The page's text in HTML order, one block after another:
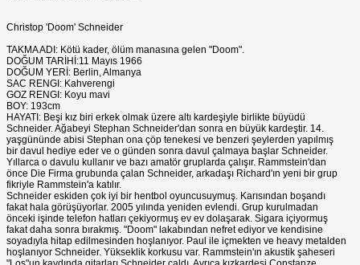
Christop 'Doom' Schneider
TAKMA ADI: Kötü kader, ölüm manasına gelen "Doom".
DOĞUM TARİHİ:11 Mayıs 1966
DOĞUM YERİ: Berlin, Almanya
SAC RENGI: Kahverengi
GOZ RENGI: Koyu mavi
BOY: 193cm
HAYATI: Beşi kız biri erkek olmak üzere altı kardeşiyle birlikte büyüdü
Schneider. Ağabeyi Stephan Schneider'dan sonra en büyük kardeştir. 14.
yaşgününde abisi Stephan ona çöp tenekesi ve benzeri şeylerden yapılmış
bir davul hediye eder ve o günden sonra davul çalmaya başlar Schneider.
Yıllarca o davulu kullanır ve bazı amatör gruplarda çalışır. Rammstein'dan
önce Die Firma grubunda çalan Schneider, arkadaşı Richard'ın yeni bir grup
fikriyle Rammstein'a katılır.
Schneider eskiden çok iyi bir hentbol oyuncusuymuş. Karısından boşandı
fakat hala görüşüyorlar. 2005 yılında yeniden evlendi. Grup kurulmadan
önceki işinde telefon hatları çekiyormuş ev ev dolaşarak. Sigara içiyormuş
fakat daha sonra bırakmış. "Doom" lakabından nefret ediyor ve kendisine
soyadıyla hitap edilmesinden hoşlanıyor. Paul ile içmekten ve heavy metalden
hoşlanıyor Schneider. Yükseklik korkusu var. Rammstein'ın akustik şaheseri